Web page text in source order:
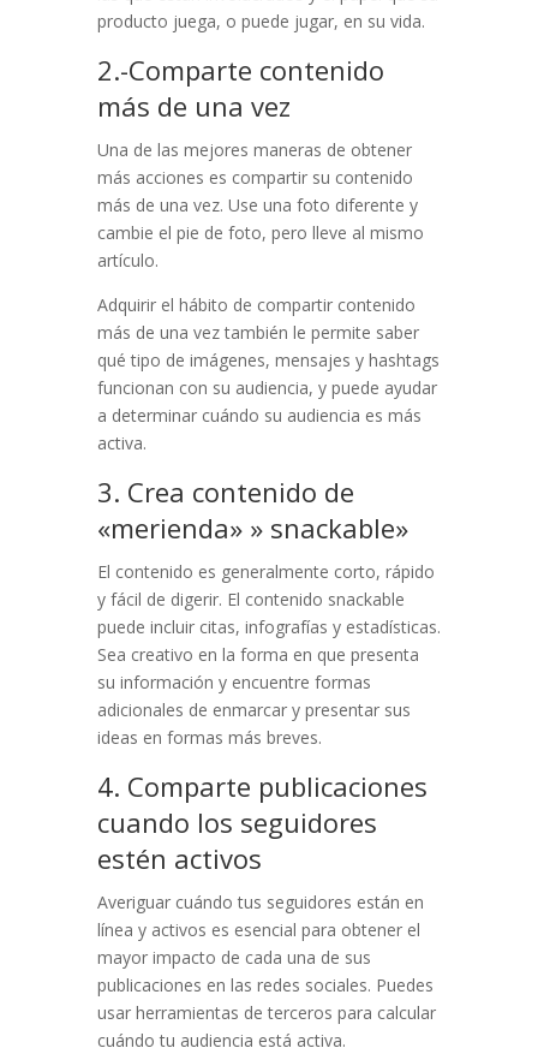
producto juega, o puede jugar, en su vida.
2.-Comparte contenido
más de una vez
Una de las mejores maneras de obtener
más acciones es compartir su contenido
más de una vez. Use una foto diferente y
cambie el pie de foto, pero lleve al mismo
artículo.
Adquirir el hábito de compartir contenido
más de una vez también le permite saber
qué tipo de imágenes, mensajes y hashtags
funcionan con su audiencia, y puede ayudar
a determinar cuándo su audiencia es más
activa.
3. Crea contenido de
«merienda» » snackable»
El contenido es generalmente corto, rápido
y fácil de digerir. El contenido snackable
puede incluir citas, infografías y estadísticas.
Sea creativo en la forma en que presenta
su información y encuentre formas
adicionales de enmarcar y presentar sus
ideas en formas más breves.
4. Comparte publicaciones
cuando los seguidores
estén activos
Averiguar cuándo tus seguidores están en
línea y activos es esencial para obtener el
mayor impacto de cada una de sus
publicaciones en las redes sociales. Puedes
usar herramientas de terceros para calcular
cuándo tu audiencia está activa.